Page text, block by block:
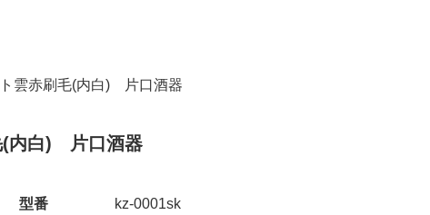
雲赤刷毛(内白) 片口酒器
(内白) 片口酒器
型番 kz-0001sk